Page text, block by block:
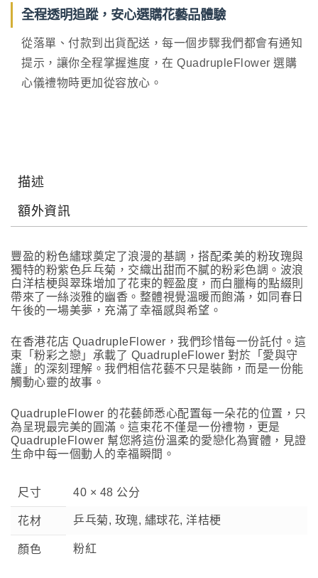
全程透明追蹤，安心選購花藝品體驗
從落單、付款到出貨配送，每一個步驟我們都會有通知
提示，讓你全程掌握進度，在 QuadrupleFlower 選購
心儀禮物時更加從容放心。
描述
額外資訊
豐盈的粉色繡球奠定了浪漫的基調，搭配柔美的粉玫瑰與
獨特的粉紫色乒乓菊，交織出甜而不膩的粉彩色調。波浪
白洋桔梗與翠珠增加了花束的輕盈度，而白臘梅的點綴則
帶來了一絲淡雅的幽香。整體視覺溫暖而飽滿，如同春日
午後的一場美夢，充滿了幸福感與希望。
在香港花店 QuadrupleFlower，我們珍惜每一份託付。這
束「粉彩之戀」承載了 QuadrupleFlower 對於「愛與守
護」的深刻理解。我們相信花藝不只是裝飾，而是一份能
觸動心靈的故事。
QuadrupleFlower 的花藝師悉心配置每一朵花的位置，只
為呈現最完美的圓滿。這束花不僅是一份禮物，更是
QuadrupleFlower 幫您將這份溫柔的愛戀化為實體，見證
生命中每一個動人的幸福瞬間。
尺寸 40 × 48 公分
花材 乒乓菊, 玫瑰, 繡球花, 洋桔梗
顏色 粉紅